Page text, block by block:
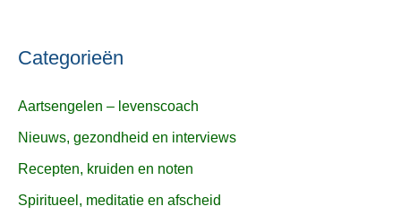
Categorieën
Aartsengelen – levenscoach
Nieuws, gezondheid en interviews
Recepten, kruiden en noten
Spiritueel, meditatie en afscheid